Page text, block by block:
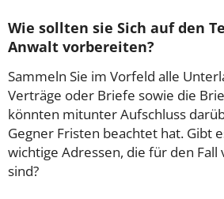
Wie sollten sie Sich auf den
Anwalt vorbereiten?
Sammeln Sie im Vorfeld alle
Verträge oder Briefe sowie die
könnten mitunter Aufschluss
Gegner Fristen beachtet hat. Gibt
wichtige Adressen, die für den Fall
sind?